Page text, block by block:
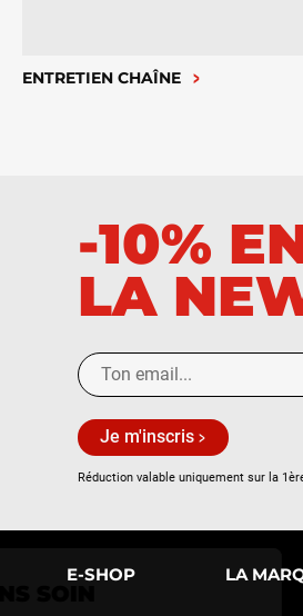
ENTRETIEN CHAÎNE
-10%
LA
Je m'inscris
Réduction valable uniquement sur la
E-SHOP LA